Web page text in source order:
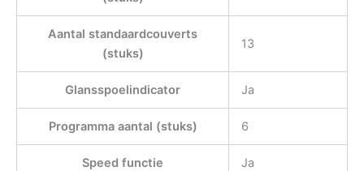
Aantal standaardcouverts
(stuks)
13
Glansspoelindicator Ja
Programma aantal (stuks) 6
Speed functie Ja